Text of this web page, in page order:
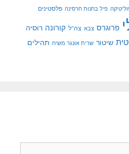
פיל בחנות חרסינה פלסטינים
פרוגרס צבא צה"ל קורונה רוסיה
שיטור שרית אונגר משיח תהילים